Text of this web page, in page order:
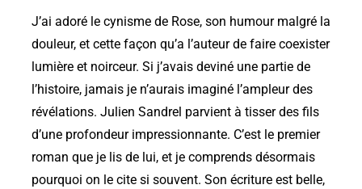
J’ai adoré le cynisme de Rose, son humour malgré la
douleur, et cette façon qu’a l’auteur de faire coexister
lumière et noirceur. Si j’avais deviné une partie de
l’histoire, jamais je n’aurais imaginé l’ampleur des
révélations. Julien Sandrel parvient à tisser des fils
d’une profondeur impressionnante. C’est le premier
roman que je lis de lui, et je comprends désormais
pourquoi on le cite si souvent. Son écriture est belle,